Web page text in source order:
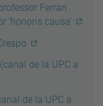
Ferran
'honoris causa'
de la UPC a
de la UPC a